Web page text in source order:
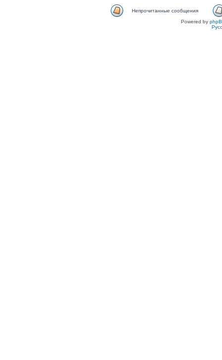
Непрочитанные сообщения
Powered by